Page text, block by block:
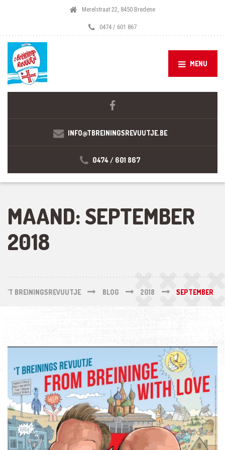
Merelstraat 22, 8450 Bredene
0474 / 601 867
MENU
INFO@TBREININGSREVUUTJE.BE
0474 / 601 867
MAAND: SEPTEMBER
2018
'T BREININGSREVUUTJE BLOG 2018 SEPTEMBER